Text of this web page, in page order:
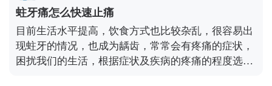
蛀牙痛怎么快速止痛
目前生活水平提高，饮食方式也比较杂乱，很容易出
现蛀牙的情况，也成为龋齿，常常会有疼痛的症状，
困扰我们的生活，根据症状及疾病的疼痛的程度选用